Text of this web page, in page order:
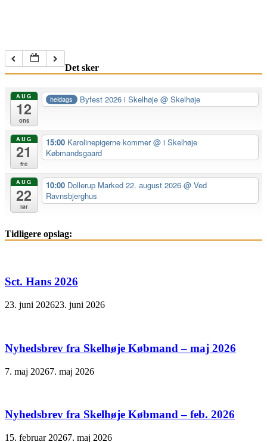
Det sker
AUG
12
ons
heldags Byfest 2026 i Skelhøje@ Skelhøje
AUG
21
fre
15:00 Karolinepigerne kommer@ i Skelhøje
Købmandsgaard
AUG
22
lør
10:00 Dollerup Marked 22. august 2026 @ Ved
Ravnsbjerghus
Tidligere opslag:
Sct. Hans 2026
23. juni 202623. juni 2026
Nyhedsbrev fra Skelhøje Købmand – maj 2026
7. maj 20267. maj 2026
Nyhedsbrev fra Skelhøje Købmand – feb. 2026
15. februar 20267. maj 2026